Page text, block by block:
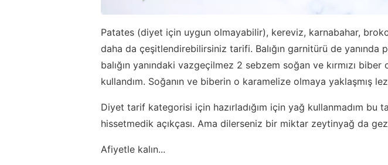
Patates (diyet için uygun olmayabilir), kereviz, karnabahar,
daha da çeşitlendirebilirsiniz tarifi. Balığın garnitürü de yanında
balığın yanındaki vazgeçilmez 2 sebzem soğan ve kırmızı
kullandım. Soğanın ve biberin o karamelize olmaya yaklaşmış
Diyet tarif kategorisi için hazırladığım için yağ kullanmadım bu
hissetmedik açıkçası. Ama dilerseniz bir miktar zeytinyağ da
Afiyetle kalın...